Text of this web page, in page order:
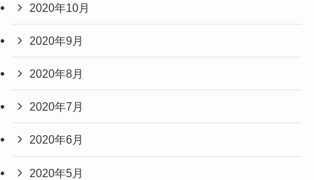
2020年10月
2020年9月
2020年8月
2020年7月
2020年6月
2020年5月